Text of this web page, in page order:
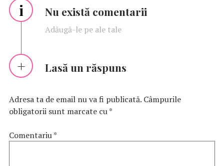
i Nu există comentarii
Adăugă-le pe ale tale
Lasă un răspuns
Adresa ta de email nu va fi publicată. Câmpurile
obligatorii sunt marcate cu*
Comentariu*